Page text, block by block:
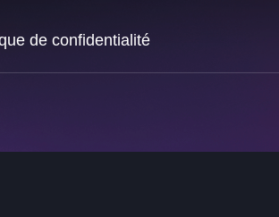
de confidentialité